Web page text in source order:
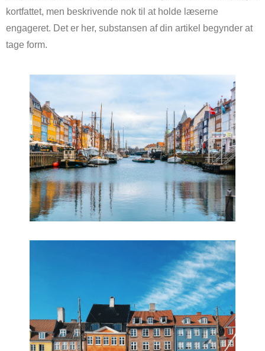
kortfattet, men beskrivende nok til at holde læserne
engageret. Det er her, substansen af din artikel begynder at
tage form.